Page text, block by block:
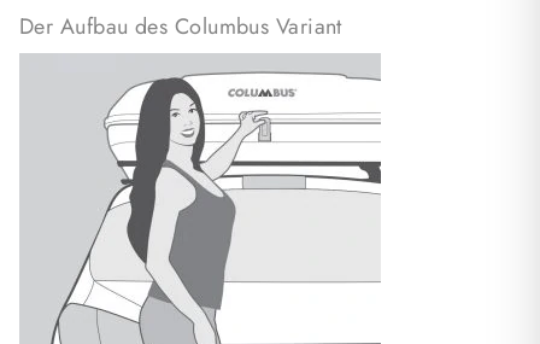
Der Aufbau des Columbus Variant